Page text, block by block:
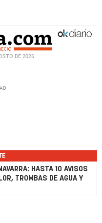
DE 2026
HASTA 10 AVISOS
TROMBAS DE AGUA Y